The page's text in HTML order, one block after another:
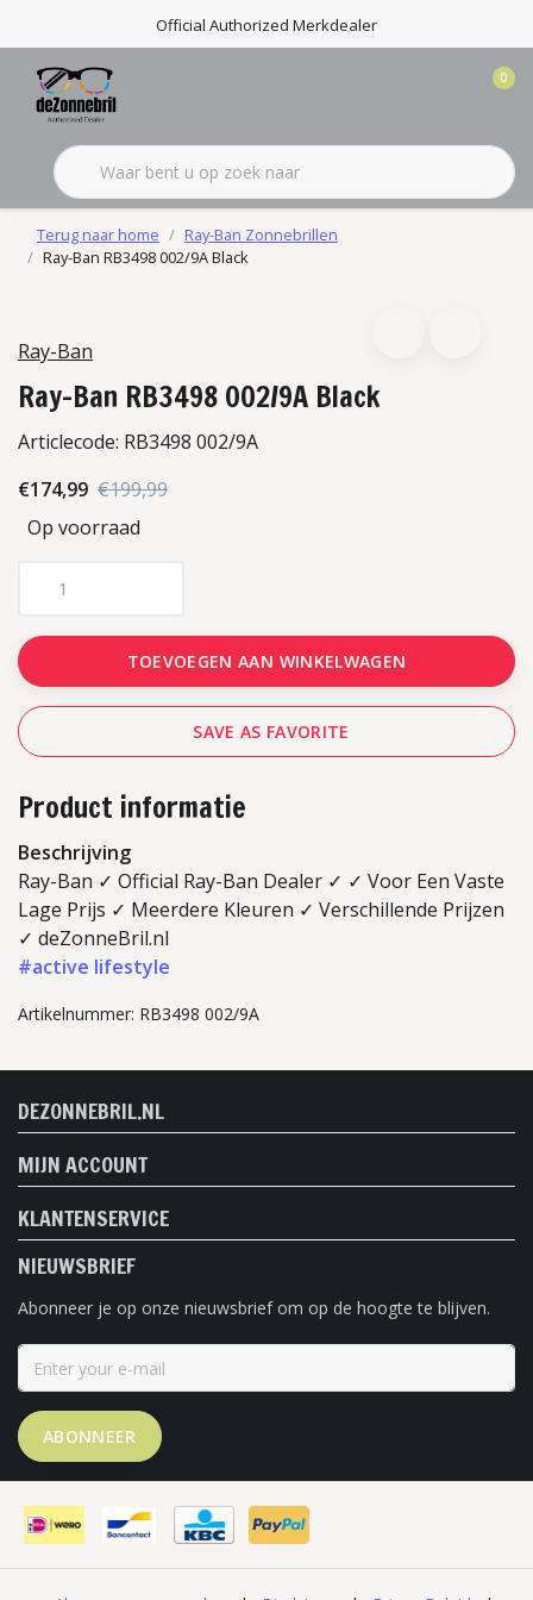
Official Authorized Merkdealer
0
Terug naar home
Ray-Ban Zonnebrillen
Ray-Ban RB3498 002/9A Black
Ray-Ban
Ray-Ban RB3498 002/9A Black
Articlecode: RB3498 002/9A
€174,99 €199,99
Op voorraad
TOEVOEGEN AAN WINKELWAGEN
SAVE AS FAVORITE
Product informatie
Beschrijving
Ray-Ban ✓ Official Ray-Ban Dealer ✓ ✓ Voor Een Vaste
Lage Prijs ✓ Meerdere Kleuren ✓ Verschillende Prijzen
✓ deZonneBril.nl
#active lifestyle
Artikelnummer: RB3498 002/9A
DEZONNEBRIL.NL
MIJN ACCOUNT
KLANTENSERVICE
NIEUWSBRIEF
Abonneer je op onze nieuwsbrief om op de hoogte te blijven.
ABONNEER